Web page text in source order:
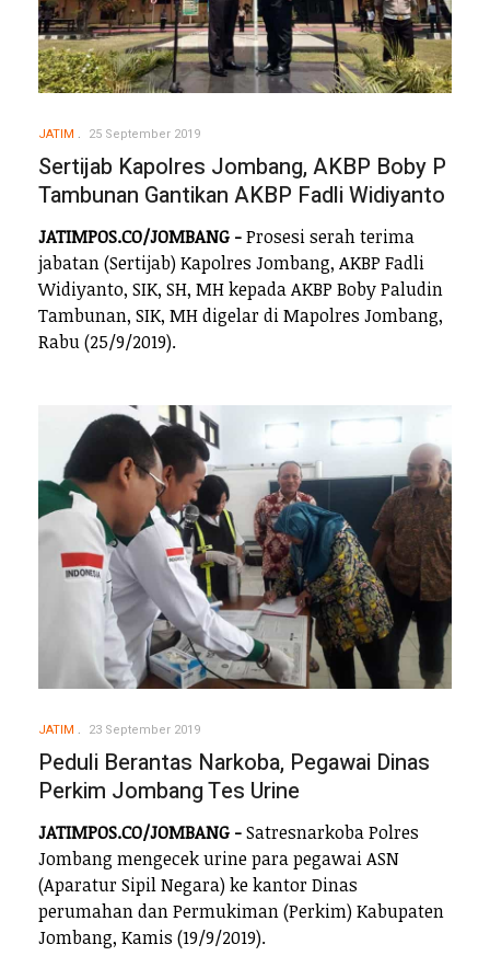
JATIM 25 September 2019
Sertijab Kapolres Jombang, AKBP Boby P
Tambunan Gantikan AKBP Fadli Widiyanto
JATIMPOS.CO/JOMBANG -Prosesi serah terima
jabatan (Sertijab) Kapolres Jombang, AKBP Fadli
Widiyanto, SIK, SH, MH kepada AKBP Boby Paludin
Tambunan, SIK, MH digelar di Mapolres Jombang,
Rabu (25/9/2019).
JATIM 23 September 2019
Peduli Berantas Narkoba, Pegawai Dinas
Perkim Jombang Tes Urine
JATIMPOS.CO/JOMBANG -Satresnarkoba Polres
Jombang mengecek urine para pegawai ASN
(Aparatur Sipil Negara) ke kantor Dinas
perumahan dan Permukiman (Perkim) Kabupaten
Jombang, Kamis (19/9/2019).